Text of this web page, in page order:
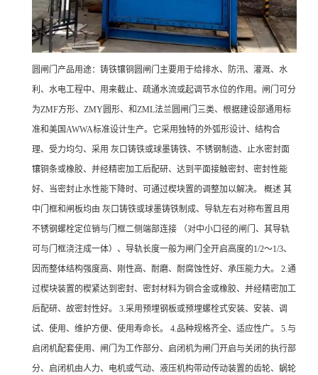
圆闸门产品用途：铸铁镶铜圆闸门主要用于给排水、防汛、灌溉、水
利、水电工程中、用来截止、疏通水流或起调节水位的作用。闸门可分
为ZMF方形、ZMY圆形、和ZML法兰圆闸门三类、根据建设部通用标
准和美国AWWA标准设计生产。它采用独特的外弧形设计、结构合
理、受力均匀、采用 灰口铸铁或球墨铸铁、不锈钢制造、止水密封面
镶铜条或橡胶、并经精密加工后配研、达到平面接触密封、密封性能
好、当密封止水性能下降时、可通过楔块置的调整加以解决。 概述 其
中门框和闸板均由 灰口铸铁或球墨铸铁制成、导轨左右对称布置且用
不锈钢螺栓定位销与门框二侧端部连接 （对中小口径的闸门、其导轨
可与门框浇注成一体）、导轨长度一般为闸门全开启高度的1/2～1/3、
因而整体结构强度高、刚性高、耐磨、耐腐蚀性好、承压能力大。 2.通
过楔块装置的楔紧达到密封、密封材料为铜合金或橡胶、并经精密加工
后配研、故密封性好。 3.采用预埋钢板或预埋螺栓式安装、安装、调
试、使用、维护方便、使用寿命长。 4.品种规格齐全、适应性广。 5.与
启闭机配套使用、闸门为工作部分、启闭机为闸门开启与关闭的执行部
分、启闭机由人力、电机或气动、液压机构带动传动装置的齿轮、蜗轮